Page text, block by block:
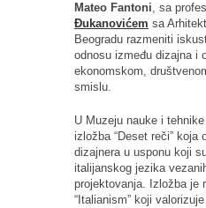
Mateo Fantoni, sa
Đukanovićem sa
Beogradu razmeniti
odnosu između dizajna i
ekonomskom,
smislu.
U Muzeju nauke i
izložba “Deset reči” koja
dizajnera u usponu koji
italijanskog jezika
projektovanja. Izložba je
“Italianism” koji